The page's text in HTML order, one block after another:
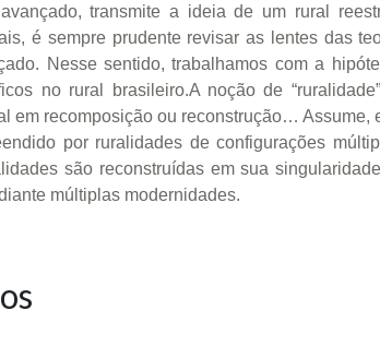
transmite a ideia de um rural
é sempre prudente revisar as lentes das
Nesse sentido, trabalhamos com a
no rural brasileiro.A noção de
em recomposição ou reconstrução…
por ruralidades de configurações
são reconstruídas em sua
múltiplas modernidades.